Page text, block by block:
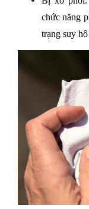
chức năng
trạng suy